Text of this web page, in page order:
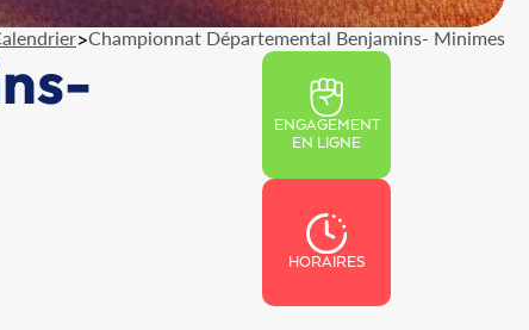
>Championnat Départemental Benjamins- Minimes
ENGAGEMENT
EN LIGNE
HORAIRES